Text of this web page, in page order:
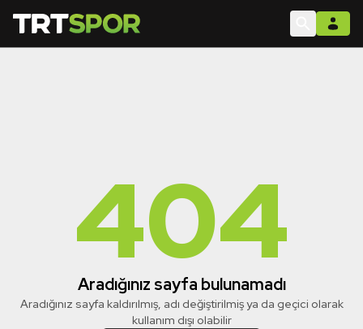
404
Aradığınız sayfa bulunamadı
Aradığınız sayfa kaldırılmış, adı değiştirilmiş ya da geçici olarak
kullanım dışı olabilir